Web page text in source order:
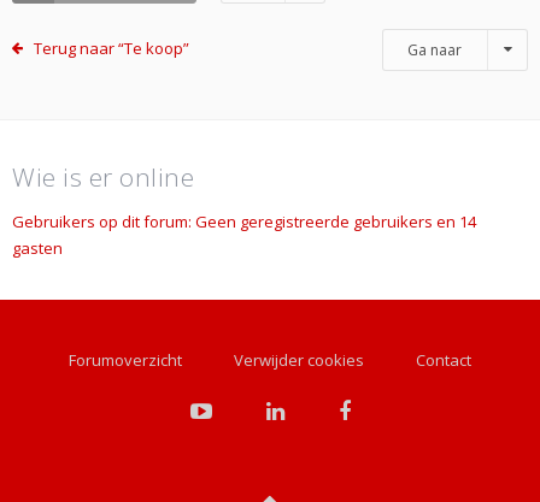
Terug naar “Te koop” Ga naar
Wie is er online
Gebruikers op dit forum: Geen geregistreerde gebruikers en 14
gasten
Forumoverzicht Verwijder cookies Contact